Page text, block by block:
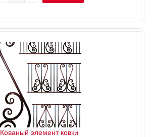
Кованый элемент ковки